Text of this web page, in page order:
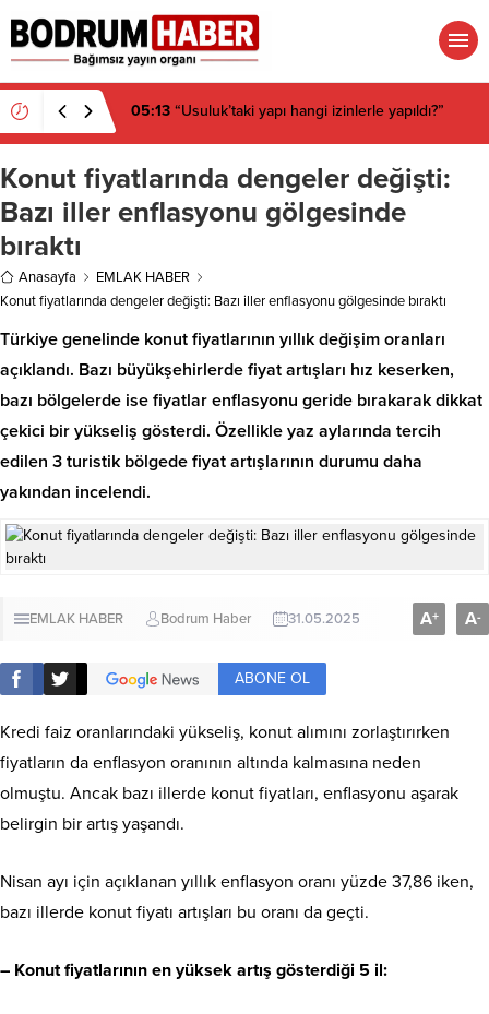
05:13 “Usuluk’taki yapı hangi izinlerle yapıldı?”
Konut fiyatlarında dengeler değişti:
Bazı iller enflasyonu gölgesinde
bıraktı
Anasayfa
EMLAK HABER
Konut fiyatlarında dengeler değişti: Bazı iller enflasyonu gölgesinde bıraktı
Türkiye genelinde konut fiyatlarının yıllık değişim oranları
açıklandı. Bazı büyükşehirlerde fiyat artışları hız keserken,
bazı bölgelerde ise fiyatlar enflasyonu geride bırakarak dikkat
çekici bir yükseliş gösterdi. Özellikle yaz aylarında tercih
edilen 3 turistik bölgede fiyat artışlarının durumu daha
yakından incelendi.
EMLAK HABER Bodrum Haber 31.05.2025 A+ A-
ABONE OL
Kredi faiz oranlarındaki yükseliş, konut alımını zorlaştırırken
fiyatların da enflasyon oranının altında kalmasına neden
olmuştu. Ancak bazı illerde konut fiyatları, enflasyonu aşarak
belirgin bir artış yaşandı.
Nisan ayı için açıklanan yıllık enflasyon oranı yüzde 37,86 iken,
bazı illerde konut fiyatı artışları bu oranı da geçti.
– Konut fiyatlarının en yüksek artış gösterdiği 5 il: